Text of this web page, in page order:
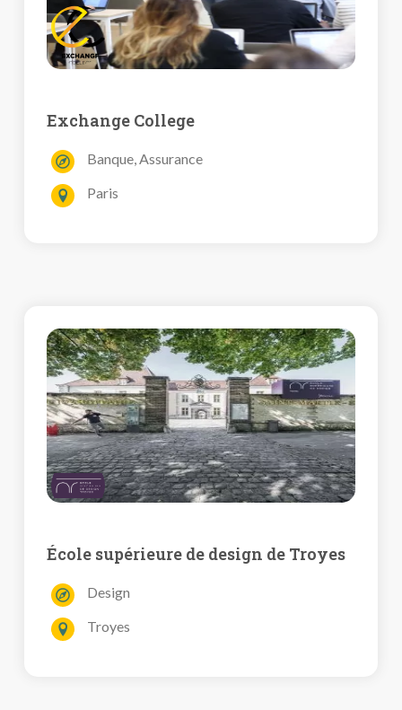
Exchange College
Banque, Assurance
Paris
École supérieure de design de Troyes
Design
Troyes